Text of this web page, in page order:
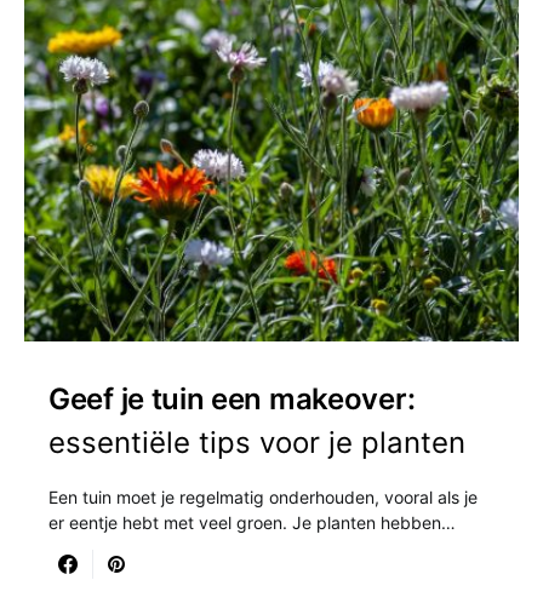
Geef je tuin een makeover:
essentiële tips voor je planten
Een tuin moet je regelmatig onderhouden, vooral als je
er eentje hebt met veel groen. Je planten hebben…